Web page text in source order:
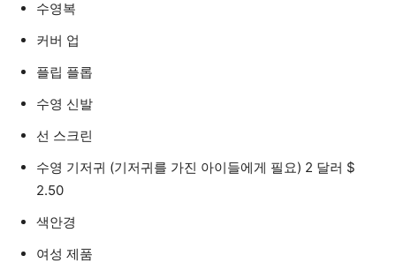
수영복
커버 업
플립 플롭
수영 신발
선 스크린
수영 기저귀 (기저귀를 가진 아이들에게 필요) 2 달러 $
2.50
색안경
여성 제품